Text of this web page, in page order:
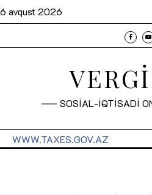
6 avqust 2026
SOSİAL-İQTİSADİ
WWW.TAXES.GOV.AZ